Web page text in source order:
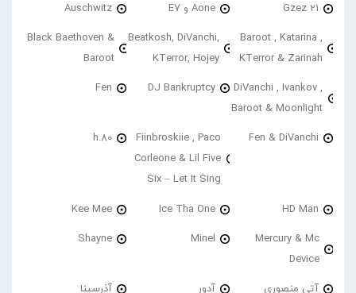
21 Gzez Aone و E7 Auschwitz
Baroot , Katarina ,
KTerror & Zarinah
Beatkosh, DiVanchi,
KTerror, Hojey
Black Baethoven &
Baroot
DiVanchi , Ivankov ,
Baroot & Moonlight
DJ Bankruptcy
Fen
Fen & DiVanchi
Fiinbroskiie , Paco
Corleone & Lil Five
Six – Let It Sing
h.80
HD Man
Ice Tha One
Kee Mee
Mercury & Mc
Device
Minel
Shayne
آتی منصوری آدور آذرسینا